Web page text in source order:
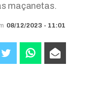
maçanetas.
08/12/2023 - 11:01